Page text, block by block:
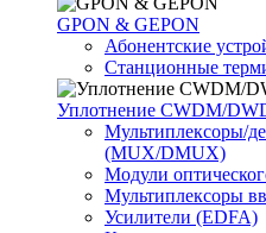
GPON & GEPON
Абонентские
Станционные
Уплотнение CWDM/
Мультиплексоры/
(MUX/DMUX)
Модули
Мультиплексоры
Усилители (EDFA)